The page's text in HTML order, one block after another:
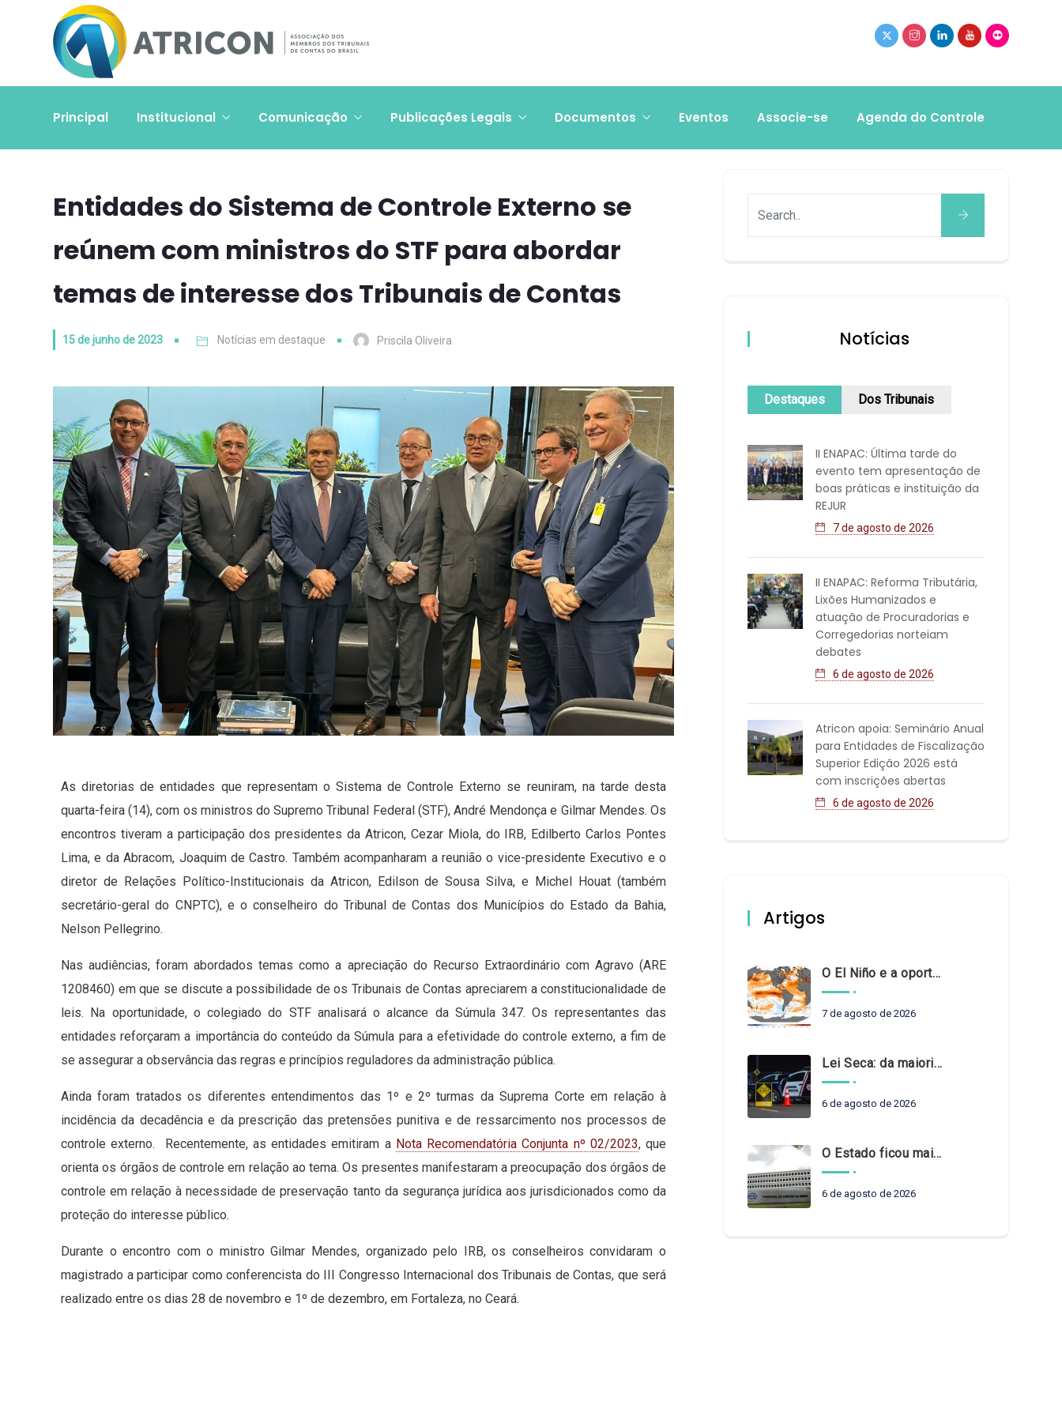
Principal Institucional Comunicação Publicações Legais Documentos Eventos Associe-se Agenda do Controle
Entidades do Sistema de Controle Externo se
reúnem com ministros do STF para abordar
temas de interesse dos Tribunais de Contas
15 de junho de 2023 Notícias em destaque Priscila Oliveira
As diretorias de entidades que representam o Sistema de Controle Externo se reuniram, na tarde desta
quarta-feira (14), com os ministros do Supremo Tribunal Federal (STF), André Mendonça e Gilmar Mendes. Os
encontros tiveram a participação dos presidentes da Atricon, Cezar Miola, do IRB, Edilberto Carlos Pontes
Lima, e da Abracom, Joaquim de Castro. Também acompanharam a reunião o vice-presidente Executivo e o
diretor de Relações Político-Institucionais da Atricon, Edilson de Sousa Silva, e Michel Houat (também
secretário-geral do CNPTC), e o conselheiro do Tribunal de Contas dos Municípios do Estado da Bahia,
Nelson Pellegrino.
Nas audiências, foram abordados temas como a apreciação do Recurso Extraordinário com Agravo (ARE
1208460) em que se discute a possibilidade de os Tribunais de Contas apreciarem a constitucionalidade de
leis. Na oportunidade, o colegiado do STF analisará o alcance da Súmula 347. Os representantes das
entidades reforçaram a importância do conteúdo da Súmula para a efetividade do controle externo, a fim de
se assegurar a observância das regras e princípios reguladores da administração pública.
Ainda foram tratados os diferentes entendimentos das 1º e 2º turmas da Suprema Corte em relação à
incidência da decadência e da prescrição das pretensões punitiva e de ressarcimento nos processos de
controle externo. Recentemente, as entidades emitiram a Nota Recomendatória Conjunta nº 02/2023, que
orienta os órgãos de controle em relação ao tema. Os presentes manifestaram a preocupação dos órgãos de
controle em relação à necessidade de preservação tanto da segurança jurídica aos jurisdicionados como da
proteção do interesse público.
Durante o encontro com o ministro Gilmar Mendes, organizado pelo IRB, os conselheiros convidaram o
magistrado a participar como conferencista do III Congresso Internacional dos Tribunais de Contas, que será
realizado entre os dias 28 de novembro e 1º de dezembro, em Fortaleza, no Ceará.
Notícias
Destaques Dos Tribunais
II ENAPAC: Última tarde do
evento tem apresentação de
boas práticas e instituição da
REJUR
7 de agosto de 2026
II ENAPAC: Reforma Tributária,
Lixões Humanizados e
atuação de Procuradorias e
Corregedorias norteiam
debates
6 de agosto de 2026
Atricon apoia: Seminário Anual
para Entidades de Fiscalização
Superior Edição 2026 está
com inscrições abertas
6 de agosto de 2026
Artigos
O El Niño e a oportunidade de fortalecer o controle externo das políticas climáticas
7 de agosto de 2026
Lei Seca: da maioridade à maturidade
6 de agosto de 2026
O Estado ficou mais complexo. O controle precisa acompanhar
6 de agosto de 2026